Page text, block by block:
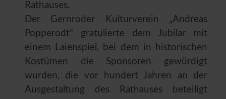
Rathauses.
Der Gernroder Kulturverein „Andreas
Popperodt“ gratulierte dem Jubilar mit
einem Laienspiel, bei dem in historischen
Kostümen die Sponsoren gewürdigt
wurden, die vor hundert Jahren an der
Ausgestaltung des Rathauses beteiligt